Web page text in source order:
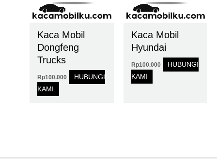
Kaca Mobil
Dongfeng
Trucks
Rp100.000
HUBUNGI
KAMI
Kaca Mobil
Hyundai
Rp100.000
HUBUNGI
KAMI